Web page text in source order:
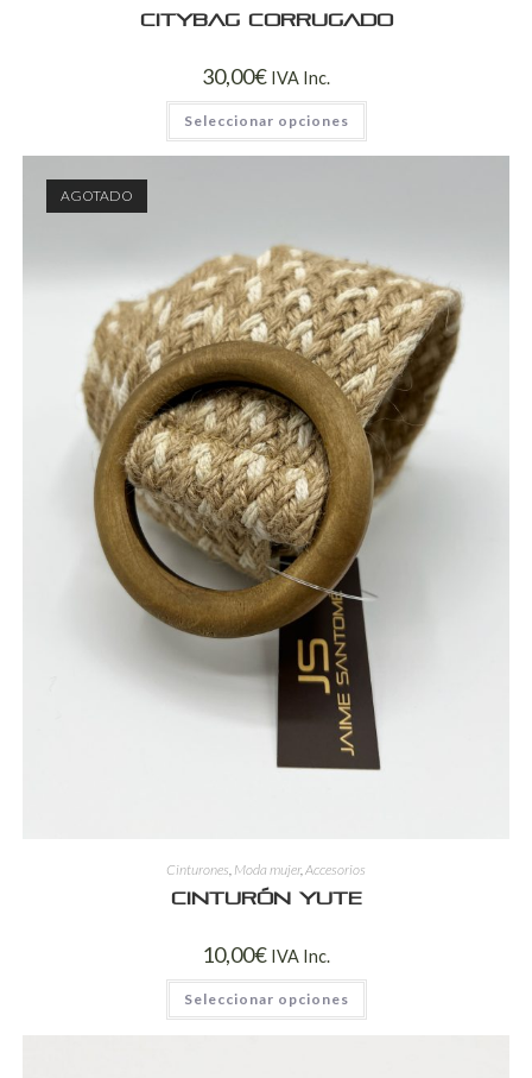
CITYBAG CORRUGADO
30,00€ IVA Inc.
Seleccionar opciones
AGOTADO
Cinturones, Moda mujer,Accesorios
Cinturón yute
10,00€ IVA Inc.
Seleccionar opciones